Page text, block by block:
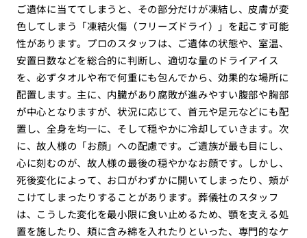
ご遺体に当ててしまうと、その部分だけが凍結し、皮膚が変
色してしまう「凍結火傷（フリーズドライ）」を起こす可能
性があります。プロのスタッフは、ご遺体の状態や、室温、
安置日数などを総合的に判断し、適切な量のドライアイス
を、必ずタオルや布で何重にも包んでから、効果的な場所に
配置します。主に、内臓があり腐敗が進みやすい腹部や胸部
が中心となりますが、状況に応じて、首元や足元などにも配
置し、全身を均一に、そして穏やかに冷却していきます。次
に、故人様の「お顔」への配慮です。ご遺族が最も目にし、
心に刻むのが、故人様の最後の穏やかなお顔です。しかし、
死後変化によって、お口がわずかに開いてしまったり、頬が
こけてしまったりすることがあります。葬儀社のスタッフ
は、こうした変化を最小限に食い止めるため、顎を支える処
置を施したり、頬に含み綿を入れたりといった、専門的なケ